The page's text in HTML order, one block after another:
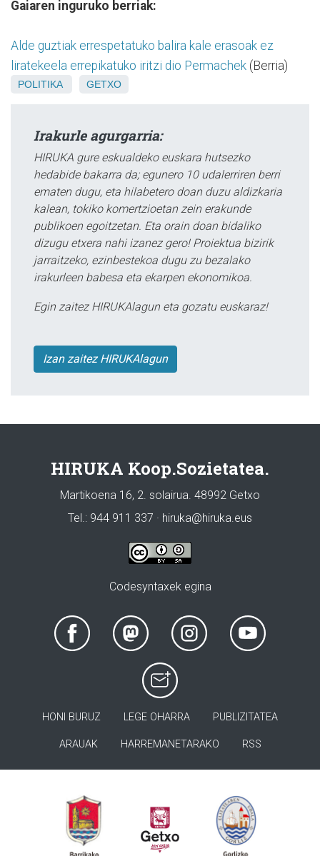
Gaiaren inguruko berriak:
Alde guztiak errespetatuko balira kale erasoak ez
liratekeela errepikatuko iritzi dio Permachek (Berria)
POLITIKA GETXO
Irakurle agurgarria:
HIRUKA gure eskualdeko euskara hutsezko
hedabide bakarra da; egunero 10 udalerriren berri
ematen dugu, eta hilabetero doan duzu aldizkaria
kalean, tokiko komertzioetan zein erakunde
publikoen egoitzetan. Eta orain doan bidaliko
dizugu etxera nahi izanez gero! Proiektua bizirik
jarraitzeko, ezinbestekoa dugu zu bezalako
irakurleen babesa eta ekarpen ekonomikoa.
Egin zaitez HIRUKAlagun eta gozatu euskaraz!
Izan zaitez HIRUKAlagun
HIRUKA Koop.Sozietatea.
Martikoena 16, 2. solairua. 48992 Getxo
Tel.: 944 911 337 · hiruka@hiruka.eus
Codesyntaxek egina
HONI BURUZ LEGE OHARRA PUBLIZITATEA
ARAUAK HARREMANETARAKO RSS